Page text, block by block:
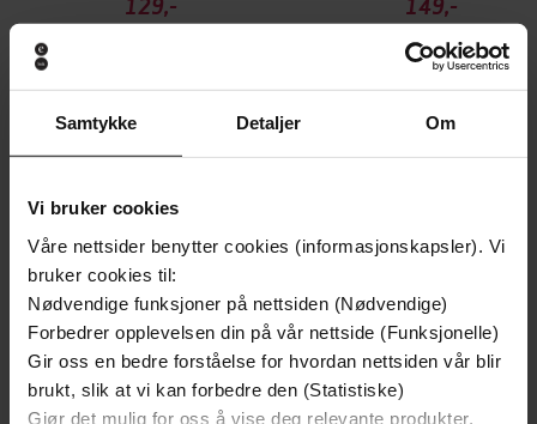
Samtykke Detaljer Om
Vi bruker cookies
Våre nettsider benytter cookies (informasjonskapsler). Vi
bruker cookies til:
Nødvendige funksjoner på nettsiden (Nødvendige)
Forbedrer opplevelsen din på vår nettside (Funksjonelle)
Gir oss en bedre forståelse for hvordan nettsiden vår blir
brukt, slik at vi kan forbedre den (Statistiske)
Gjør det mulig for oss å vise deg relevante produkter,
129,-
LYDBOK
149,-
Super
Endre Lund Eriksen
LYDBOK
Andre har også kjøpt
Boka bak filmen